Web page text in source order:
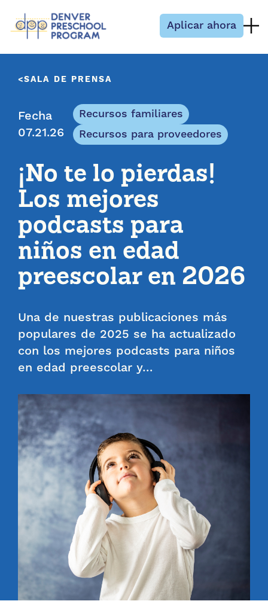
Aplicar ahora
SALA DE PRENSA
Fecha
07.21.26
Recursos familiares
Recursos para proveedores
¡No te lo pierdas!
Los mejores
podcasts para
niños en edad
preescolar en 2026
Una de nuestras publicaciones más
populares de 2025 se ha actualizado
con los mejores podcasts para niños
en edad preescolar y…